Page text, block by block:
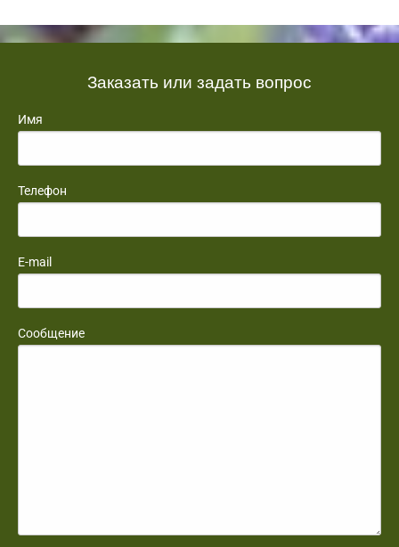
Заказать или задать вопрос
Имя
Телефон
E-mail
Сообщение